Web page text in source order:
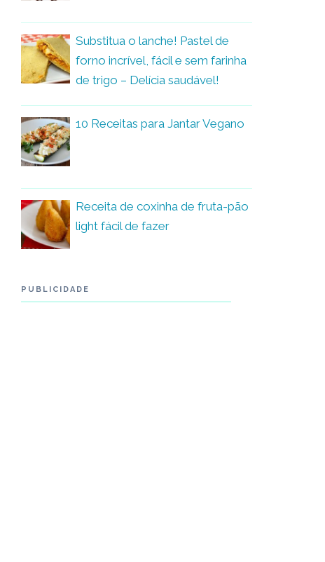
Substitua o lanche! Pastel de
forno incrível, fácil e sem farinha
de trigo – Delícia saudável!
10 Receitas para Jantar Vegano
Receita de coxinha de fruta-pão
light fácil de fazer
PUBLICIDADE